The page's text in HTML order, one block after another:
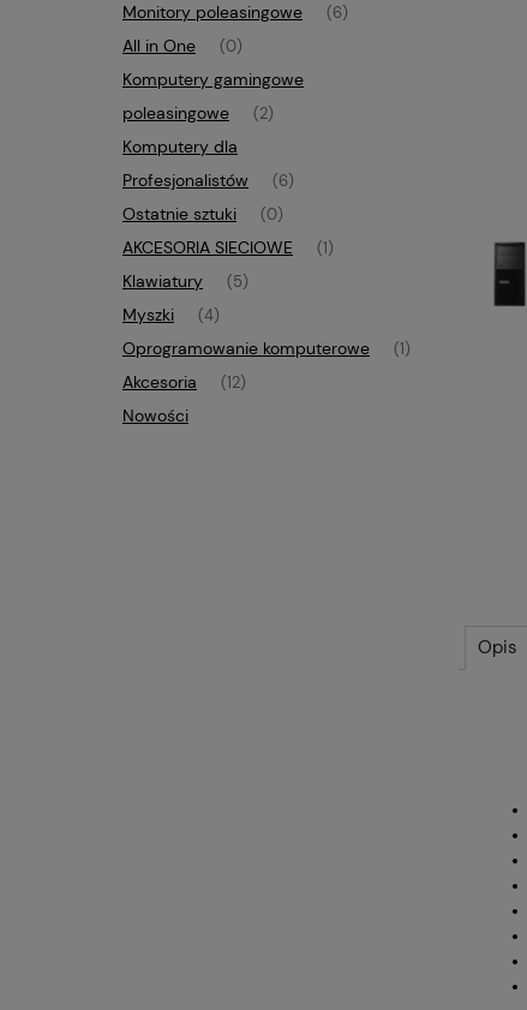
Monitory poleasingowe (6)
All in One (0)
Komputery gamingowe
poleasingowe
(2)
Komputery dla
Profesjonalistów
(6)
Ostatnie sztuki (0)
AKCESORIA SIECIOWE (1)
Klawiatury (5)
Myszki (4)
Oprogramowanie komputerowe (1)
Akcesoria (12)
Nowości
Opis